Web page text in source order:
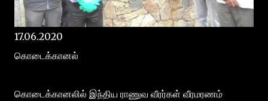
17.06.2020
கொடைக்கானல்
கொடைக்கானலில் இந்திய ராணுவ வீரர்கள் வீரமரணம்